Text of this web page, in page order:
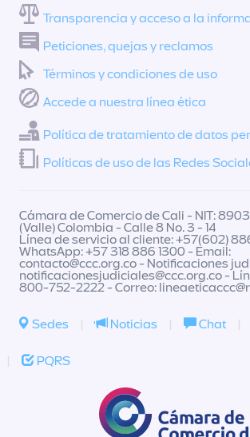
Transparencia y acceso a la
Peticiones, quejas y reclamos
Términos y condiciones de uso
Accede a nuestra línea ética
Política de tratamiento de datos
Políticas de uso de las Redes
Cámara de Comercio de Cali - NIT:
(Valle) Colombia - Calle 8 No. 3 - 14
Línea de servicio al cliente: +57(602)
WhatsApp: +57 318 886 1300 - Email:
contacto@ccc.org.co- Notificaciones
notificacionesjudiciales@ccc.org.co-
800-752-2222 - Correo:
Sedes | Noticias | Chat |
| PQRS